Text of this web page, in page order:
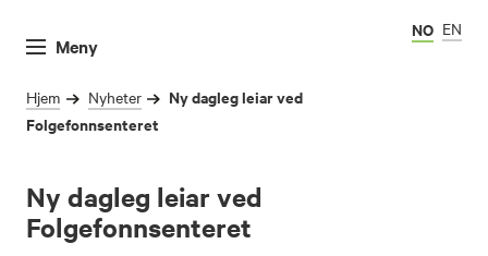
NO EN
Meny
Hjem Nyheter
Ny dagleg leiar ved
Folgefonnsenteret
Ny dagleg leiar ved
Folgefonnsenteret